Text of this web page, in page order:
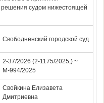
решения судом нижестоящей
Свободненский городской суд
2-37/2026 (2-1175/2025;) ~
М-994/2025
Свойкина Елизавета
Дмитриевна